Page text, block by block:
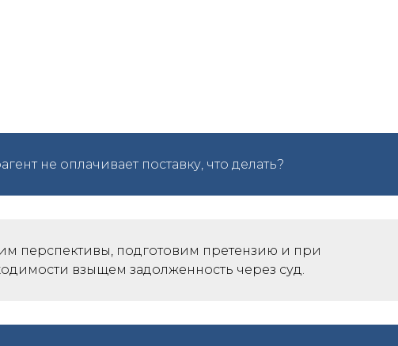
не оплачивает поставку, что делать?
перспективы, подготовим претензию и при
взыщем задолженность через суд.